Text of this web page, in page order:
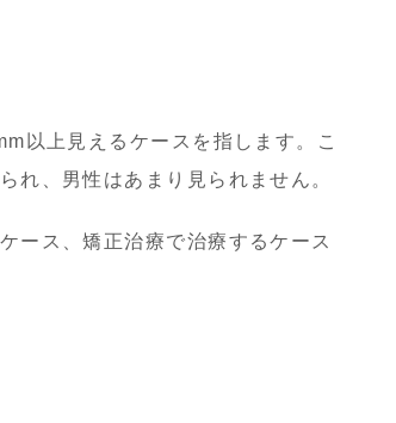
以上見えるケースを指します。こ
れ、男性はあまり見られません。
ース、矯正治療で治療するケース